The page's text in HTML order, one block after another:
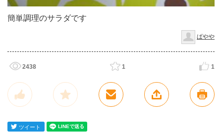
簡単調理のサラダです
ぱやや
2438 1 1